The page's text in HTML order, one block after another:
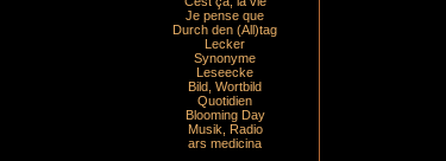
Je pense que
Durch den (All)tag
Lecker
Synonyme
Leseecke
Bild, Wortbild
Quotidien
Blooming Day
Musik, Radio
ars medicina